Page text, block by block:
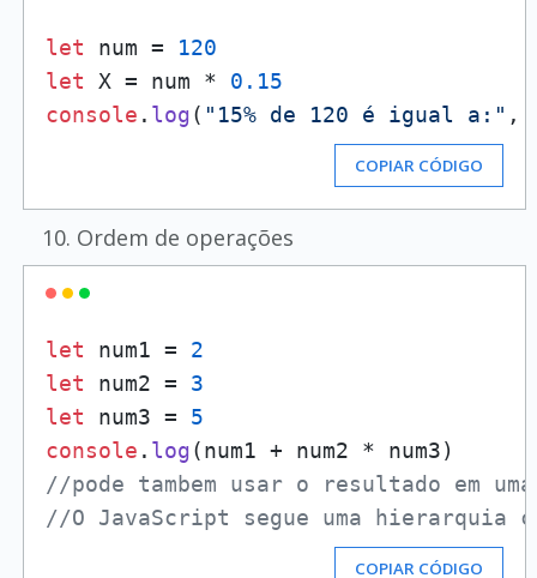
let num = 120
let X = num * 0.15
console . log( "15% de 120 é igual a:"
COPIAR CÓDIGO
Ordem de operações
let num1 = 2
let num2 = 3
let num3 = 5
console . log
//pode tambem usar o resultado em
//O JavaScript segue uma hierarquia
COPIAR CÓDIGO